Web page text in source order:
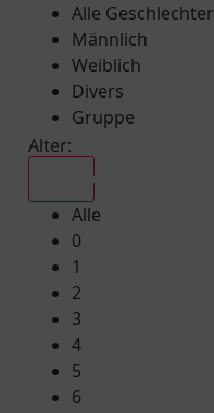
Alle Geschlechter
Männlich
Weiblich
Divers
Gruppe
Alter:
Alle
0
1
2
3
4
5
6